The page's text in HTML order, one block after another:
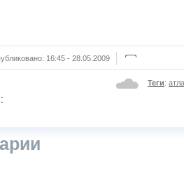
16:45 - 28.05.2009
Теги: